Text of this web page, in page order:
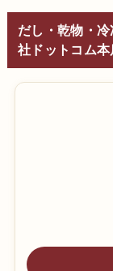
だし・乾物・
社ドットコム本